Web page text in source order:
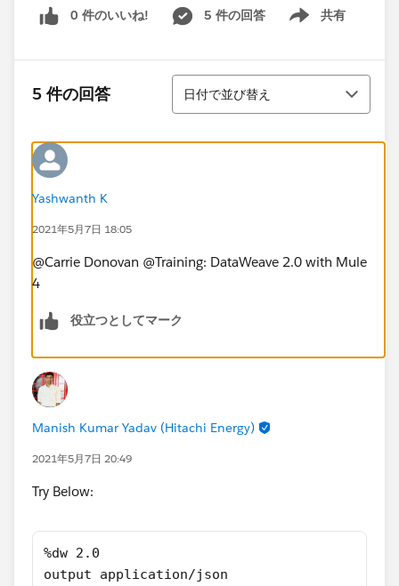
0 件のいいね! 5 件の回答 共有
Show menu
5 件の回答
並び替え
日付で並び替え
Yashwanth K
2021年5月7日 18:05
@Carrie Donovan​ @Training: DataWeave 2.0 with Mule
4​
役立つとしてマーク
Manish Kumar Yadav (Hitachi Energy)
2021年5月7日 20:49
Try Below:
%dw 2.0
output application/json